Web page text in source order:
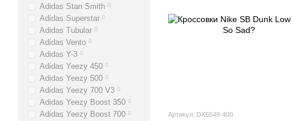
Артикул: DX5549-400
Adidas Stan Smith 0
Adidas Superstar 0
Adidas Tubular 0
Adidas Vento 0
Adidas Y-3 0
Adidas Yeezy 450 0
Adidas Yeezy 500 0
Adidas Yeezy 700 V3 0
Adidas Yeezy Boost 350 0
Adidas Yeezy Boost 700 0